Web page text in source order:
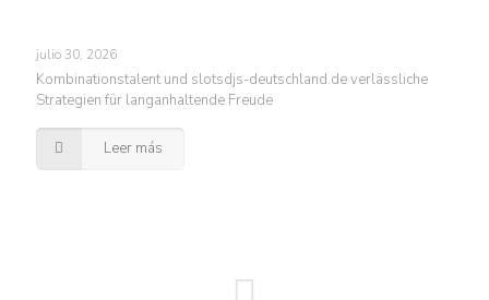
julio 30, 2026
Kombinationstalent und slotsdjs-deutschland.de verlässliche
Strategien für langanhaltende Freude
Leer más